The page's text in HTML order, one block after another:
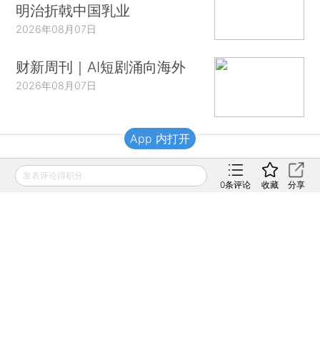
明治折戟中国乳业
2026年08月07日
财新周刊｜AI短剧涌向海外
2026年08月07日
财新移动
发表评论得积分
0条评论 收藏 分享
App 内打开